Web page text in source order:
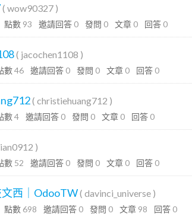
( wow90327 )
點數 93 邀請回答 0 發問 0 文章 0 回答 0
( jacochen1108 )
數46 邀請回答 0 發問 0 文章 0 回答 0
( christiehuang712 )
數4 邀請回答 0 發問 0 文章 0 回答 0
)
數 52 邀請回答 0 發問 0 文章 0 回答 0
西｜OdooTW( davinci_universe )
點數 698 邀請回答 0 發問 0 文章 98 回答 0